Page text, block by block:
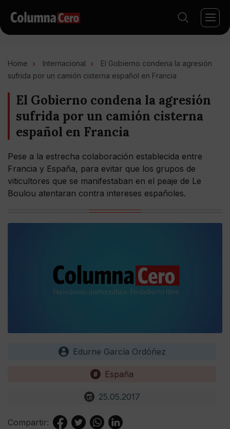
Home Internacional
El Gobierno condena la agresión
sufrida por un camión cisterna español en Francia
El Gobierno condena la agresión
sufrida por un camión cisterna
español en Francia
Pese a la estrecha colaboración establecida entre
Francia y España, para evitar que los grupos de
viticultores que se manifestaban en el peaje de Le
Boulou atentaran contra intereses españoles.
Edurne García Ordóñez
España
25.05.2017
Compartir: